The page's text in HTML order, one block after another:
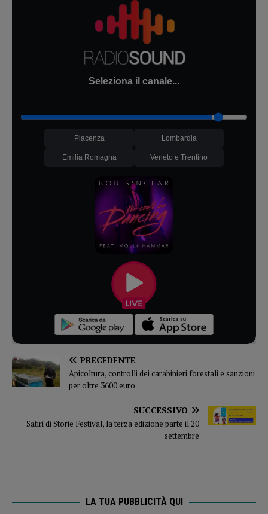
Seleziona il canale...
Piacenza Lombardia
Emilia Romagna Veneto e Trentino
PRECEDENTE
Apicoltura, controlli dei carabinieri forestali e sanzioni
per oltre 3600 euro
SUCCESSIVO
Satiri di Storie Festival, la terza edizione parte il 20
settembre
LA TUA PUBBLICITÀ QUI